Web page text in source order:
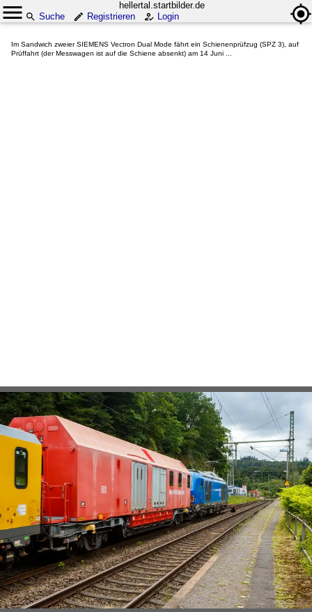
hellertal.startbilder.de
Suche
Registrieren Login
Im Sandwich zweier SIEMENS Vectron Dual Mode fährt ein Schienenprüfzug (SPZ 3), auf
Prüffahrt (der Messwagen ist auf die Schiene absenkt) am 14 Juni ...